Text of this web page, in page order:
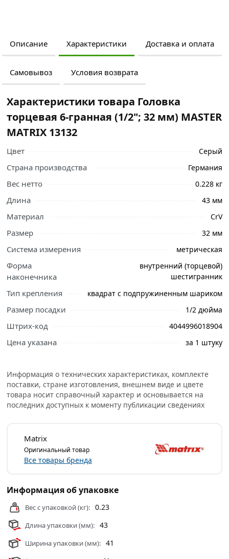
Описание Характеристики Доставка и оплата
Самовывоз Условия возврата
Ознакомьтесь с подробными характеристиками,
описанием и отзывами о товаре, чтобы сделать
профессиональные менеджеры обработают заказ и
свяжутся с Вами для согласования условий доставки
Хромированная торцевая головка Matrix 13132, 32 мм,
6-гранная, CrV, с посадочным квадратом 1/2 дюйма - это
оснастка для слесарного инструмента, которая
применяется при монтаже и демонтаже резьбовых
Динамический шестигранный профиль обеспечивает
максимальный контакт с головкой крепежа, что
уменьшает его деформацию при высоких нагрузках.
оборудования, проведения ремонтных работ дома, на
Головка сменная торцевая изготовлена из
хромванадиевой стали и обладает повышенной
износостойкостью. Твердость материала рабочей части
головки – 42 HRс, что соответствует требованиям ГОСТа.
Характеристики товара Головка
торцевая 6-гранная (1/2"; 32 мм) MASTER
MATRIX 13132
Цвет Серый
Страна производства Германия
Вес нетто 0.228 кг
Длина 43 мм
Материал CrV
Размер 32 мм
Система измерения метрическая
Форма
наконечника
внутренний (торцевой)
шестигранник
Тип крепления квадрат с подпружиненным шариком
Размер посадки 1/2 дюйма
Штрих-код 4044996018904
Цена указана за 1 штуку
Информация о технических характеристиках, комплекте
поставки, стране изготовления, внешнем виде и цвете
товара носит справочный характер и основывается на
последних доступных к моменту публикации сведениях
Matrix
Оригинальный товар
Все товары бренда
Информация об упаковке
Вес с упаковкой (кг): 0.23
Длина упаковки (мм): 43
Ширина упаковки (мм): 41